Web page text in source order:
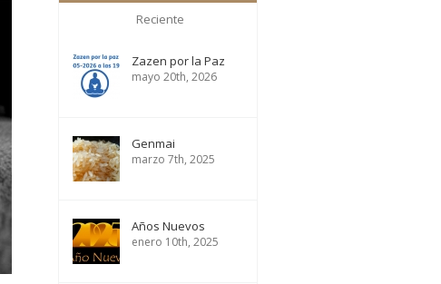
Reciente
Zazen por la Paz
mayo 20th, 2026
Genmai
marzo 7th, 2025
Años Nuevos
enero 10th, 2025